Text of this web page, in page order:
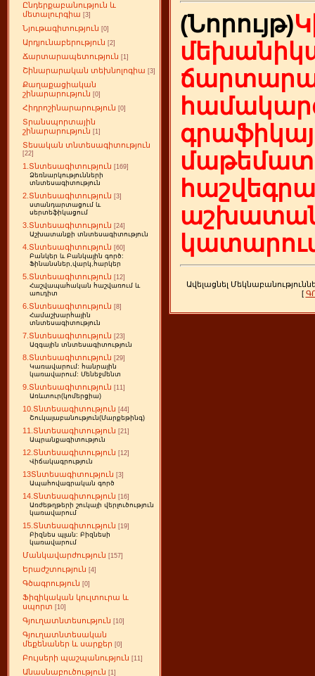
Ընդերքաբանություն և
մետալուրգիա [3]
Նյութագիտություն [0]
Արդյունաբերություն [2]
Ճարտարապետություն [1]
Շինարարական տեխնոլոգիա [3]
Քաղաքացիական
շինարարություն [0]
Հիդրոշինարարություն [0]
Տրանսպորտային
շինարարություն [1]
Տեսական տնտեսագիտություն
[22]
1.Տնտեսագիտություն [169]
Ձեռնարկությունների
տնտեսագիտություն
2.Տնտեսագիտություն [3]
ստանդարտացում և
սերտեֆիկացում
3.Տնտեսագիտություն [24]
Աշխատանքի տնտեսագիտություն
4.Տնտեսագիտություն [60]
Բանկեր և Բանկային գործ:
Ֆինանսներ,վարկ,հարկեր
5.Տնտեսագիտություն [12]
Հաշվապահական հաշվառում և
աուդիտ
6.Տնտեսագիտություն [8]
Համաշխարհային
տնտեսագիտություն
7.Տնտեսագիտություն [23]
Ազգային տնտեսագիտություն
8.Տնտեսագիտություն [29]
Կառավարում: հանրային
կառավարում: Մենեջմենտ
9.Տնտեսագիտություն [11]
Առևտուր(կոմերցիա)
10.Տնտեսագիտություն [44]
Շուկայաբանություն(Մարքեթինգ)
11.Տնտեսագիտություն [21]
Ապրանքագիտություն
12.Տնտեսագիտություն [12]
Վիճակագրություն
13Տնտեսագիտություն [3]
Ապահովագրական գործ
14.Տնտեսագիտություն [16]
Առժեթղթերի շուկայի վերլուծություն
կառավարում
15.Տնտեսագիտություն [19]
Բիզնես պլան: Բիզնեսի
կառավարում
Մանկավարժություն [157]
Երաժշտություն [4]
Գծագրություն [0]
Ֆիզիկական կուլտուրա և
սպորտ [10]
Գյուղատնտեսություն [10]
Գյուղատնտեսական
մեքենաներ և սարքեր [0]
Բույսերի պաշպանություն [11]
Անասնաբուծություն [1]
(Նորույթ)
Ավելացնել
[